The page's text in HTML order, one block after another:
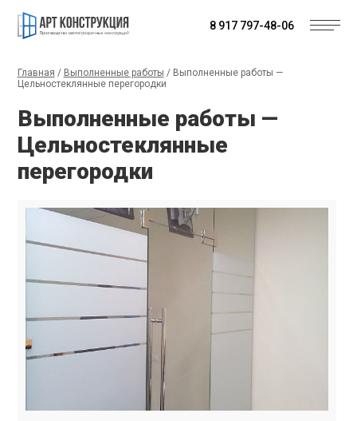
8 917 797-48-06
Главная / Выполненные работы / Выполненные работы —
Цельностеклянные перегородки
Выполненные работы —
Цельностеклянные
перегородки